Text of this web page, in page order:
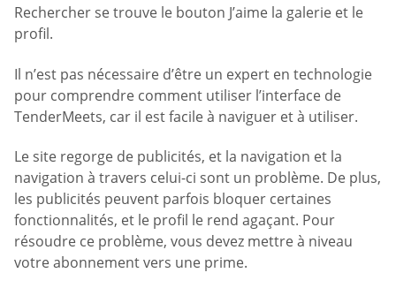
Rechercher se trouve le bouton J’aime la galerie et le
profil.
Il n’est pas nécessaire d’être un expert en technologie
pour comprendre comment utiliser l’interface de
TenderMeets, car il est facile à naviguer et à utiliser.
Le site regorge de publicités, et la navigation et la
navigation à travers celui-ci sont un problème. De plus,
les publicités peuvent parfois bloquer certaines
fonctionnalités, et le profil le rend agaçant. Pour
résoudre ce problème, vous devez mettre à niveau
votre abonnement vers une prime.